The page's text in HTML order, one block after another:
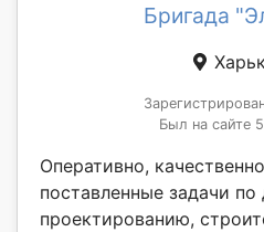
Бригада
Был на сайте
Оперативно,
поставленные задачи по
проектированию,